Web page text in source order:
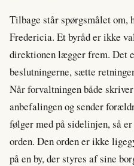
Tilbage står spørgsmålet om,
Fredericia. Et byråd er ikke
direktionen lægger frem. Det
beslutningerne, sætte
Når forvaltningen både
anbefalingen og sender
følger med på sidelinjen, så
orden. Den orden er ikke
på en by, der styres af sine